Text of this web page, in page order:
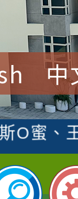
中
園市中
獲社
O蜜、
展 國
師、
班張O
小朗讀
園市中